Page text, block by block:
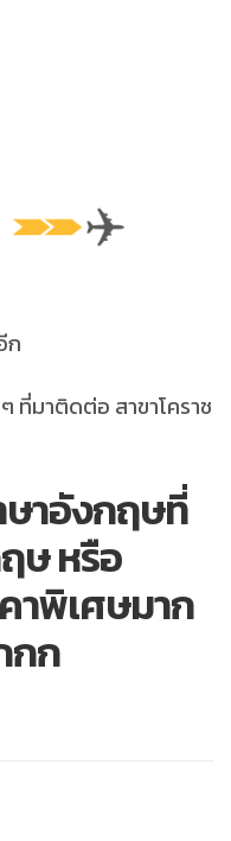
ก
ที่มาติดต่อ สาขาโคราช
ษาอังกฤษที่
ษ หรือ
าพิเศษมาก
กก